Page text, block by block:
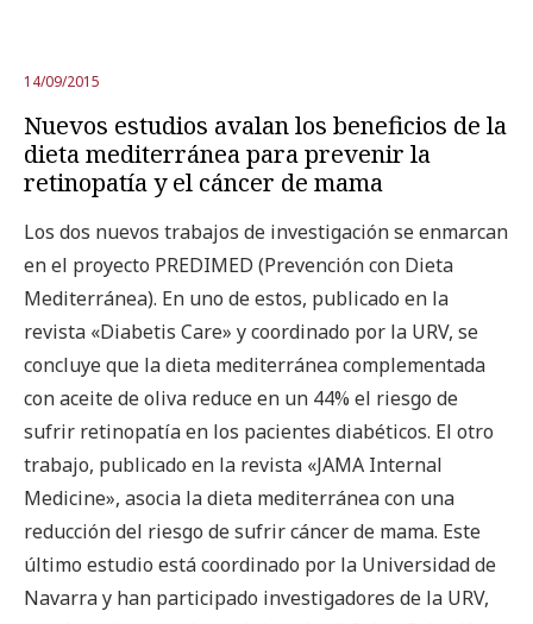
14/09/2015
Nuevos estudios avalan los beneficios de la
dieta mediterránea para prevenir la
retinopatía y el cáncer de mama
Los dos nuevos trabajos de investigación se enmarcan
en el proyecto PREDIMED (Prevención con Dieta
Mediterránea). En uno de estos, publicado en la
revista «Diabetis Care» y coordinado por la URV, se
concluye que la dieta mediterránea complementada
con aceite de oliva reduce en un 44% el riesgo de
sufrir retinopatía en los pacientes diabéticos. El otro
trabajo, publicado en la revista «JAMA Internal
Medicine», asocia la dieta mediterránea con una
reducción del riesgo de sufrir cáncer de mama. Este
último estudio está coordinado por la Universidad de
Navarra y han participado investigadores de la URV,